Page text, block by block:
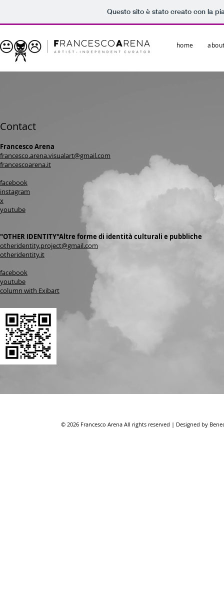
Questo sito è stato creato con la
home
Contact
Francesco Arena
francesco.arena.visualart@gmail.com
francescoarena.it
facebook
instagram
x
youtube
"OTHER IDENTITY"Altre forme di identità culturali e pubbliche
otheridentity.project@gmail.com
otheridentity.it
facebook
youtube
column with Exibart
© 2026 Francesco Arena All rights reserved | Designed by